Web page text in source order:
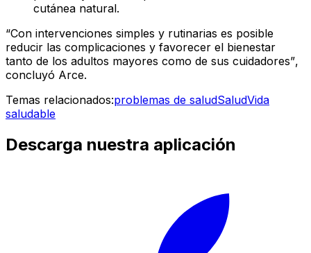
cutánea natural.
“Con intervenciones simples y rutinarias es posible
reducir las complicaciones y favorecer el bienestar
tanto de los adultos mayores como de sus cuidadores”,
concluyó Arce.
Temas relacionados:problemas de saludSaludVida
saludable
Descarga nuestra aplicación